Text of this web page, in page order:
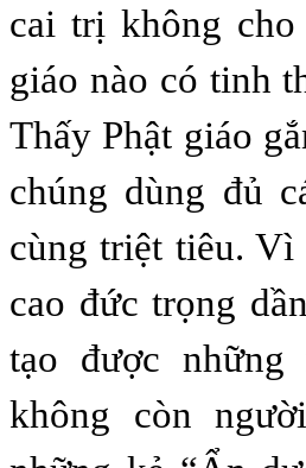
cai trị không
giáo nào có tinh
Thấy Phật giáo
chúng dùng đủ
cùng triệt tiêu.
cao đức trọng
tạo được những
không còn